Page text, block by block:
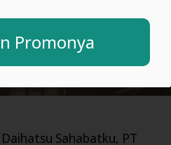
Promonya
Sahabatku, PT